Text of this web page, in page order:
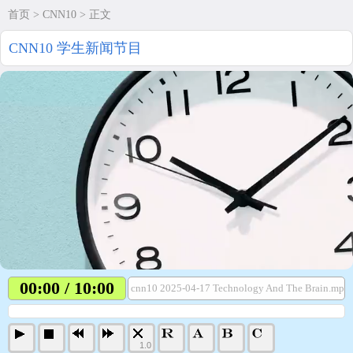
首页 > CNN10 > 正文
CNN10 学生新闻节目
00:00 / 10:00 cnn10 2025-04-17 Technology And The Brain.mp4
1.0